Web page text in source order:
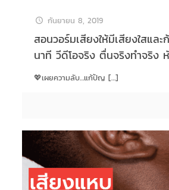
กันยายน 8, 2019
สอนวอร์มเสียงให้มีเสียงใสและ
นาที วีดีโอจริง ตื่นจริงทำจริง
💖เผยความลับ…แก้ปัญ […]